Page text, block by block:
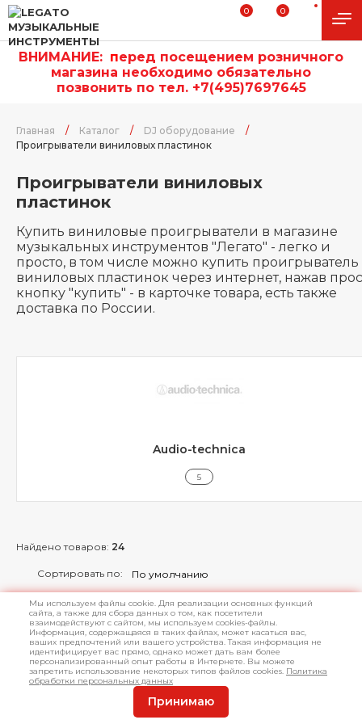
0 0
ВНИМАНИЕ: перед посещением розничного
магазина необходимо обязательно
позвонить по тел. +7(495)7697645
Главная / Каталог / DJ оборудование
/
Проигрыватели виниловых пластинок
Проигрыватели виниловых
пластинок
Купить виниловые проигрыватели в магазине
музыкальных инструментов "Легато" - легко и
просто, в том числе можно купить проигрыватель
виниловых пластинок через интернет, нажав
кнопку "купить" - в карточке товара, есть также
доставка по России.
Audio-technica
5
Найдено товаров: 24
Сортировать по:
СКИДКА
Мы используем файлы cookie. Для реализации основных функций
сайта, а также для сбора данных о том, как посетители
взаимодействуют с сайтом, мы используем cookies-файлы.
Информация, содержащаяся в таких файлах, может касаться вас,
ваших предпочтений или вашего устройства. Такая информация не
идентифицирует вас прямо, однако может дать вам более
персонализированный опыт работы в Интернете. Вы можете
запретить использование некоторых типов файлов cookies. Политика
обработки персональных данных
Принимаю